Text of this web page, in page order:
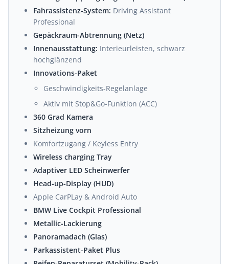
Fahrassistenz-System: Driving Assistant
Professional
Gepäckraum-Abtrennung (Netz)
Innenausstattung: Interieurleisten, schwarz
hochglänzend
Innovations-Paket
Geschwindigkeits-Regelanlage
Aktiv mit Stop&Go-Funktion (ACC)
360 Grad Kamera
Sitzheizung vorn
Komfortzugang / Keyless Entry
Wireless charging Tray
Adaptiver LED Scheinwerfer
Head-up-Display (HUD)
Apple CarPLay & Android Auto
BMW Live Cockpit Professional
Metallic-Lackierung
Panoramadach (Glas)
Parkassistent-Paket Plus